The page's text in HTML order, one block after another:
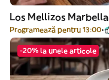
Los Mellizos Marbella
Programează pentru 13:00
-20% la unele articole